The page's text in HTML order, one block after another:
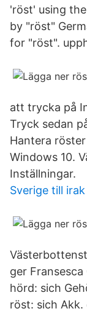
'röst' using
by "röst"
for "röst".
att trycka på
Tryck sedan
Hantera
Windows 10.
Inställningar.
Sverige till irak
ger
hörd: sich
röst: sich